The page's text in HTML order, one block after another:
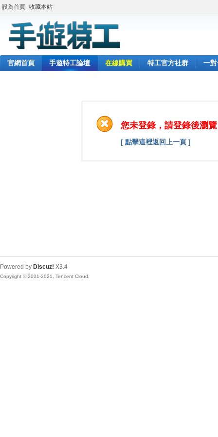
設為首頁 收藏本站
官網首頁 手遊特工論壇 在線購買 特工官方社群 一
您未登錄，請登錄後瀏
[ 點擊這裡返回上一頁 ]
Powered by Discuz! X3.4
Copyright © 2001-2021, Tencent Cloud.